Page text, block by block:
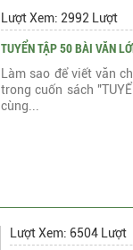
Lượt Xem: 2992 Lượt
TUYỂN TẬP 50 BÀI VĂN
Làm sao để viết văn
trong cuốn sách
cùng...
Lượt Xem: 6504 Lượt